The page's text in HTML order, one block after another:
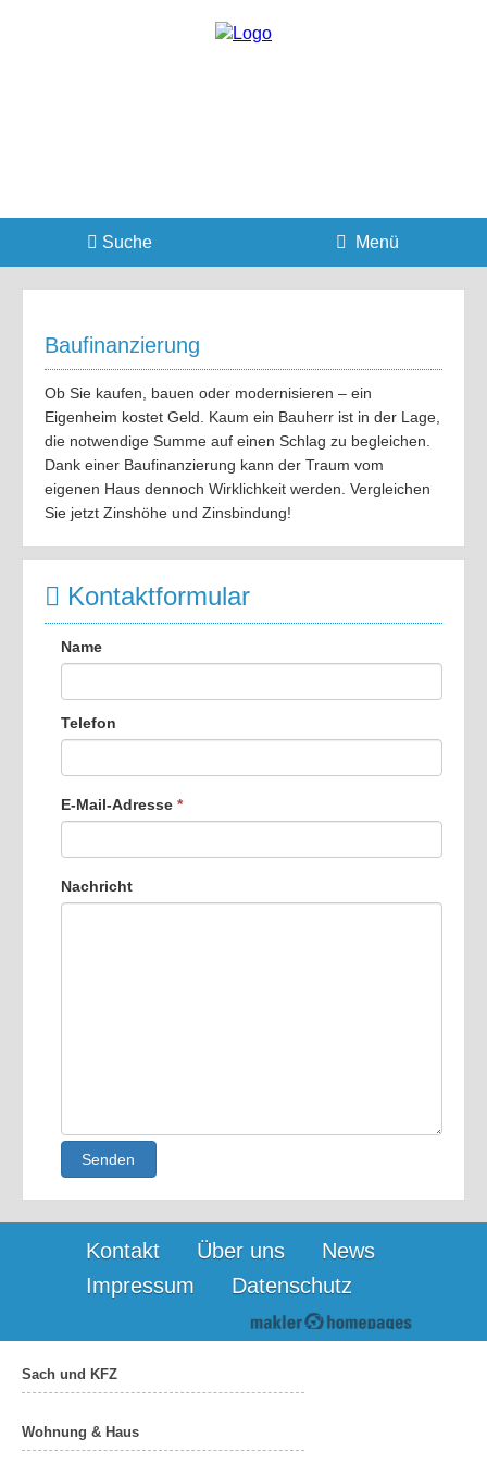
Suche Menü
Baufinanzierung
Ob Sie kaufen, bauen oder modernisieren – ein
Eigenheim kostet Geld. Kaum ein Bauherr ist in der Lage,
die notwendige Summe auf einen Schlag zu begleichen.
Dank einer Baufinanzierung kann der Traum vom
eigenen Haus dennoch Wirklichkeit werden. Vergleichen
Sie jetzt Zinshöhe und Zinsbindung!
Kontaktformular
Name
Telefon
E-Mail-Adresse *
Nachricht
Senden
Kontakt Über uns
News
Impressum
Datenschutz
Sach und KFZ
Wohnung & Haus